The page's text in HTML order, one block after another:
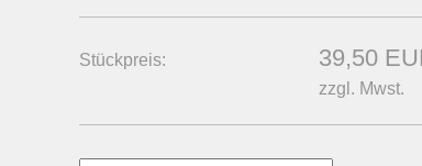
Stückpreis: 39,50
zzgl. Mwst.